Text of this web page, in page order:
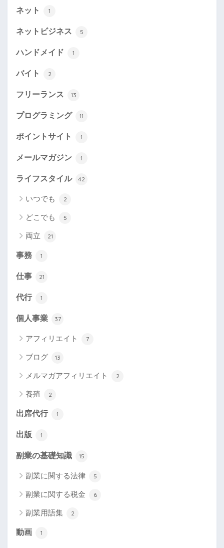
ネット 1
ネットビジネス 5
ハンドメイド 1
バイト 2
フリーランス 13
プログラミング 11
ポイントサイト 1
メールマガジン 1
ライフスタイル 42
いつでも 2
どこでも 5
両立 21
事務 1
仕事 21
代行 1
個人事業 37
アフィリエイト 7
ブログ 13
メルマガアフィリエイト 2
養殖 2
出席代行 1
出版 1
副業の基礎知識 15
副業に関する法律 5
副業に関する税金 6
副業用語集 2
動画 1